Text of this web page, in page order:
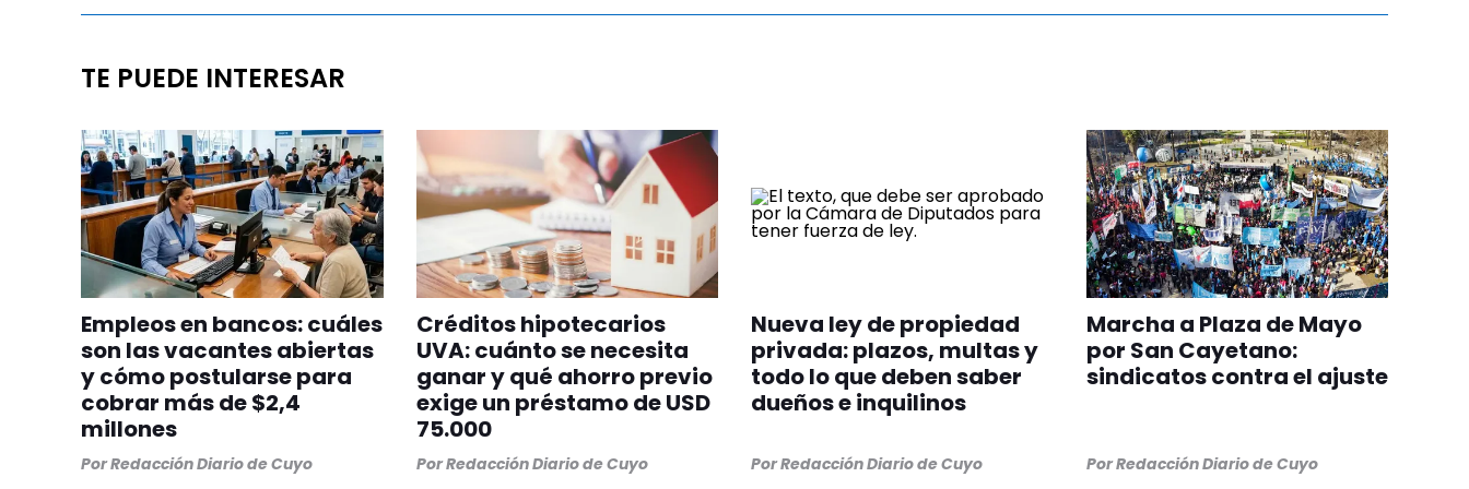
TE PUEDE INTERESAR
Empleos en bancos: cuáles
son las vacantes abiertas
y cómo postularse para
cobrar más de $2,4
millones
PorRedacción Diario de Cuyo
Créditos hipotecarios
UVA: cuánto se necesita
ganar y qué ahorro previo
exige un préstamo de USD
75.000
PorRedacción Diario de Cuyo
Nueva ley de propiedad
privada: plazos, multas y
todo lo que deben saber
dueños e inquilinos
PorRedacción Diario de Cuyo
Marcha a Plaza de Mayo
por San Cayetano:
sindicatos contra el ajuste
PorRedacción Diario de Cuyo